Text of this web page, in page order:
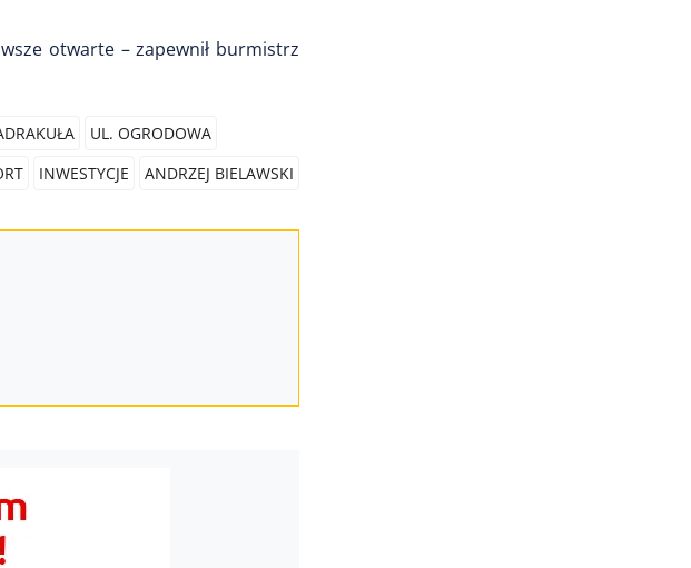
otwarte – zapewnił burmistrz
UL. OGRODOWA
INWESTYCJE ANDRZEJ BIELAWSKI